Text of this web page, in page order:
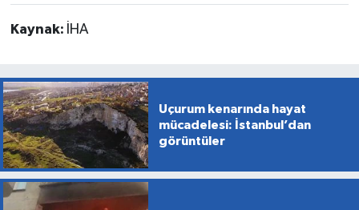
Kaynak: İHA
Uçurum kenarında hayat
mücadelesi: İstanbul’dan
görüntüler